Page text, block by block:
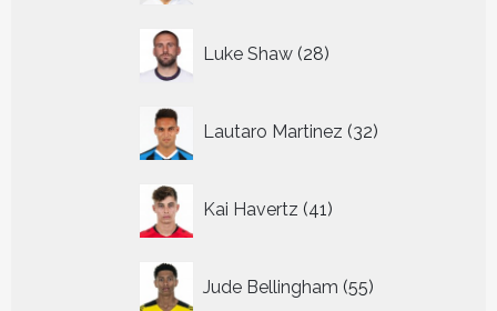
Luke Shaw 28
producten
Lautaro Martinez 32
producten
Kai Havertz 41
producten
Jude Bellingham 55
producten